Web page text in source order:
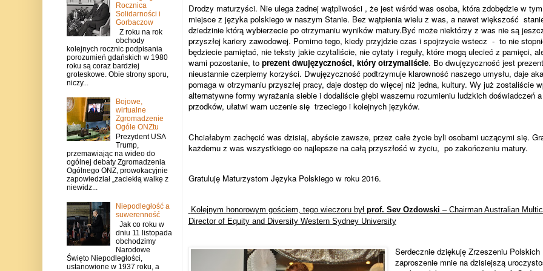
Drodzy maturzyści. Nie ulega żadnej wątpliwości , że jest wśród was osoba, która zdobędzie w
miejsce z języka polskiego w naszym Stanie. Bez wątpienia wielu z was, a nawet większość
dziedzinie którą wybierzecie po otrzymaniu wyników matury.Być może niektórzy z was nie są
przyszłej kariery zawodowej. Pomimo tego, kiedy przyjdzie czas i spojrzycie wstecz - to nie
będziecie pamiętać, nie teksty jakie czytaliście, nie cytaty i reguły, które mogą ulecieć z pamięci,
wami pozostanie, to prezent dwujęzyczności, który otrzymaliście. Bo dwujęzyczność jest
nieustannie czerpiemy korzyści. Dwujęzyczność podtrzymuje klarowność naszego umysłu, daje
pomaga w otrzymaniu przyszłej pracy, daje dostęp do więcej niż jedna, kultury. Wy już zostaliście
alternatywne formy wyrażania siebie i dodaliście głębi waszemu rozumieniu ludzkich doświadczeń
przodków, ułatwi wam uczenie się trzeciego i kolejnych języków.
Chciałabym zachęcić was dzisiaj, abyście zawsze, przez całe życie byli osobami uczącymi się.
każdemu z was wszystkiego co najlepsze na całą przyszłość w życiu, po zakończeniu matury.
Gratuluję Maturzystom Języka Polskiego w roku 2016.
Kolejnym honorowym gościem, tego wieczoru był prof. Sev Ozdowski – Chairman Australian
Director of Equity and Diversity Western Sydney University
Serdecznie dziękuję Zrzeszeniu
zaproszenie mnie na dzisiejszą
Rocznica
Solidarności i
Gorbaczow
Z roku na rok
obchody
kolejnych rocznic podpisania
porozumień gdańskich w 1980
roku są coraz bardziej
groteskowe. Obie strony sporu,
niczy...
Bojowe,
wirtualne
Zgromadzenie
Ogóle ONZtu
Prezydent USA
Trump,
przemawiając na wideo do
ogólnej debaty Zgromadzenia
Ogólnego ONZ, prowokacyjnie
zapowiedział „zaciekłą walkę z
niewidz...
Niepodległość a
suwerenność
Jak co roku w
dniu 11 listopada
obchodzimy
Narodowe
Święto Niepodległości,
ustanowione w 1937 roku, a